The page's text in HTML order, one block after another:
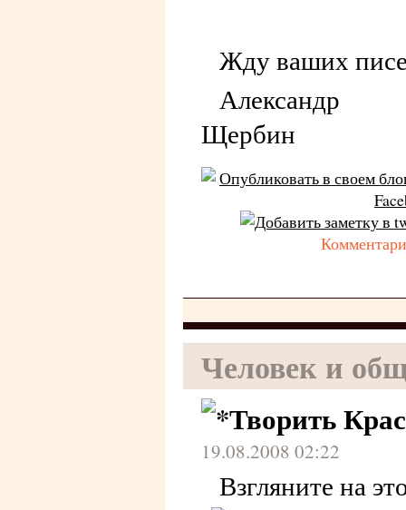
Жду ваших
Александр
Щербин
Человек и
Творить
19.08.2008 02:22
Взгляните на